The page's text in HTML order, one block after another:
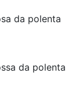
da polenta
da polenta